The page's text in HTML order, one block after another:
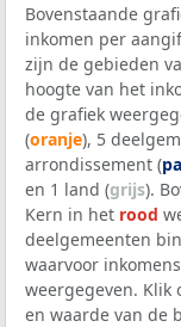
Bovenstaande
inkomen per
zijn de gebieden
hoogte van het
de grafiek
(oranje), 5
arrondissement (
en 1 land (grijs).
Kern in het rood
deelgemeenten
waarvoor
weergegeven. Klik
en waarde van de